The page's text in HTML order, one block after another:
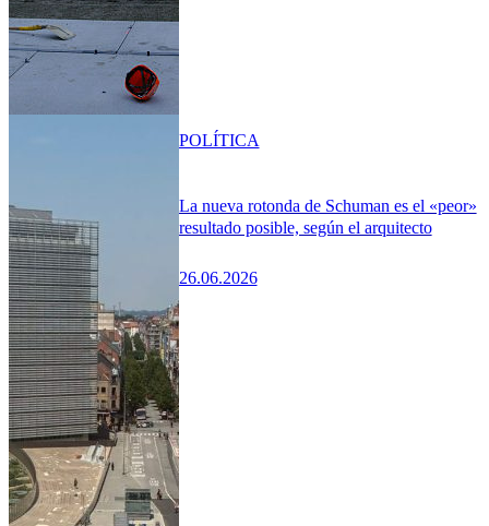
La nueva rotonda de Schuman es el «peor»
resultado posible, según el arquitecto
26.06.2026
POLÍTICA